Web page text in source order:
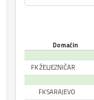
Domaćin
FK ŽELJEZNIČAR
FK SARAJEVO